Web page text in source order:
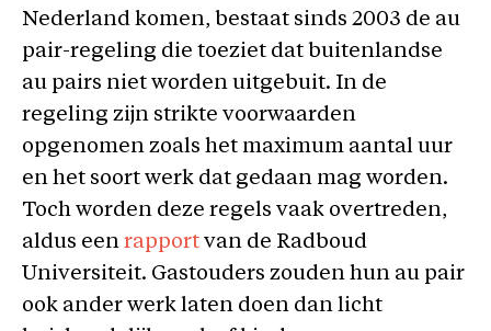
Nederland komen, bestaat sinds 2003 de au
pair-regeling die toeziet dat buitenlandse
au pairs niet worden uitgebuit. In de
regeling zijn strikte voorwaarden
opgenomen zoals het maximum aantal uur
en het soort werk dat gedaan mag worden.
Toch worden deze regels vaak overtreden,
aldus een rapport van de Radboud
Universiteit. Gastouders zouden hun au pair
ook ander werk laten doen dan licht